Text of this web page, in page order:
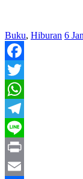
Buku, Hiburan 6
Facebook
Twitter
WhatsApp
Telegram
Line
Print